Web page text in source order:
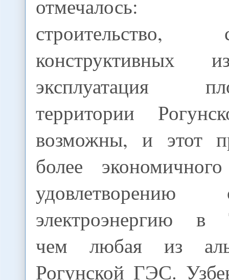
отмечалось:
конструктивных
эксплуатация
территории
возможны, и этот
более
электроэнергию в
чем любая из
Рогунской ГЭС.